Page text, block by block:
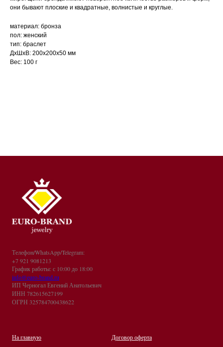
они бывают плоские и квадратные, волнистые и круглые.
материал: бронза
пол: женский
тип: браслет
ДxШxВ: 200x200x50 мм
Вес: 100 г
Телефон/WhatsApp/Telegram:
+7 921 9081213
График работы: с 10:00 до 18:00
info@euro-brand.ru
ИП Черногал Евгений Анатольевич
ИНН 782615627199
ОГРН 325784700438622
На главную Договор оферта